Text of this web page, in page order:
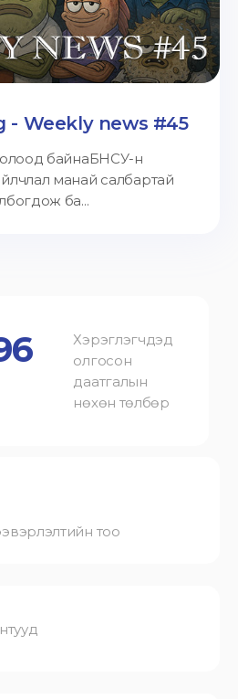
- Weekly news #45
байнаБНСУ-н
манай салбартай
ба...
Хэрэглэгчдэд
олгосон
даатгалын
нөхөн төлбөр
тоо